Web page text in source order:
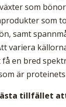
som
som
samt
variera
en bred
är
tillfället